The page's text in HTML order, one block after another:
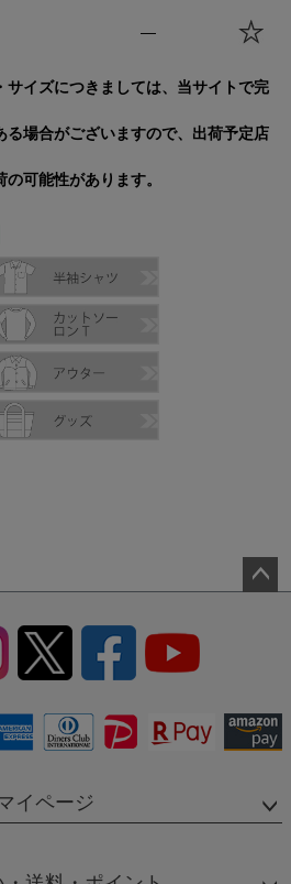
—
イズにつきましては、当サイトで完
る場合がございますので、出荷予定店
可能性があります。
イページ